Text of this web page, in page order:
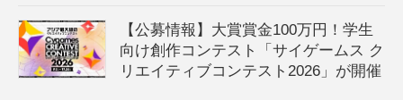
【公募情報】大賞賞金100万円！学生
向け創作コンテスト「サイゲームス ク
リエイティブコンテスト2026」が開催